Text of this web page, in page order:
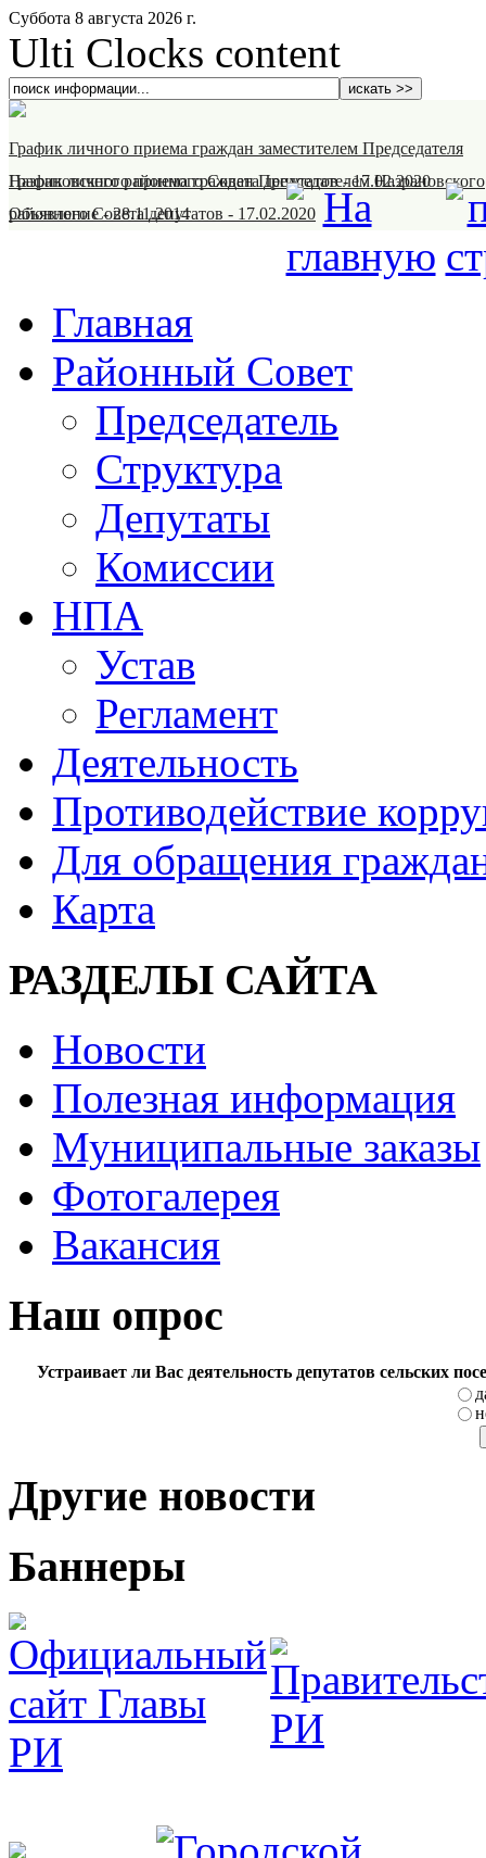
Суббота 8 августа 2026 г.
Ulti Clocks content
График личного приема граждан заместителем Председателя
Назрановского районного Совета депутатов-17.02.2020
График личного приема граждан Председателем Назрановского
районного Совета депутатов - 17.02.2020
Объявление-28.11.2014
Главная
Районный Совет
Председатель
Структура
Депутаты
Комиссии
НПА
Устав
Регламент
Деятельность
Противодействие
Для обращения
Карта
РАЗДЕЛЫ САЙТА
Новости
Полезная информация
Муниципальные заказы
Фотогалерея
Вакансия
Наш опрос
Устраивает ли Вас деятельность депутатов сельских
Другие новости
Баннеры